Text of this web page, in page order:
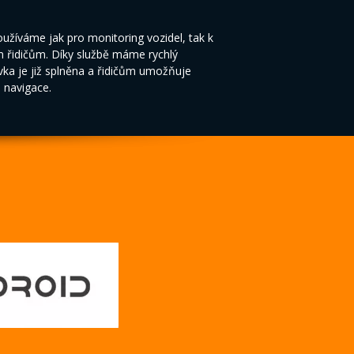
jak pro monitoring vozidel, tak k
řidičům. Díky službě máme rychlý
je již splněna a řidičům umožňuje